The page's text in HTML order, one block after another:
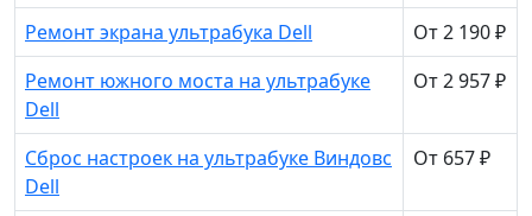
Ремонт экрана ультрабука Dell
От 2 190 ₽
Ремонт южного моста на ультрабуке
Dell
От 2 957 ₽
Сброс настроек на ультрабуке Виндовс
Dell
От 657 ₽